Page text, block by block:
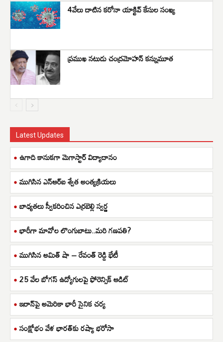
4వేలు దాటిన కరోనా యాక్టివ్ కేసుల సంఖ్య
ప్రముఖ నటుడు చంద్రమోహన్‌ కన్నుమూత
Latest Updates
ఉగాది కానుకగా మెగాస్టార్ విద్యాదానం
ముగిసిన ఎన్ఆర్ఐ శ్వేత అంత్యక్రియలు
బాధ్యతలు స్వీకరించిన ఎర్రబెల్లి స్వర్ణ
భారీగా మావోల లొంగుబాటు..మరి గణపతి?
ముగిసిన అమిత్ షా – రేవంత్ రెడ్డి భేటీ
25 వేల బోగస్ ఉద్యోగులపై ఫోరెన్సిక్ ఆడిట్
ఇరాన్‌పై అమెరికా భారీ సైనిక చర్య
సంక్షోభం వేళ భారత్‌కు రష్యా భరోసా